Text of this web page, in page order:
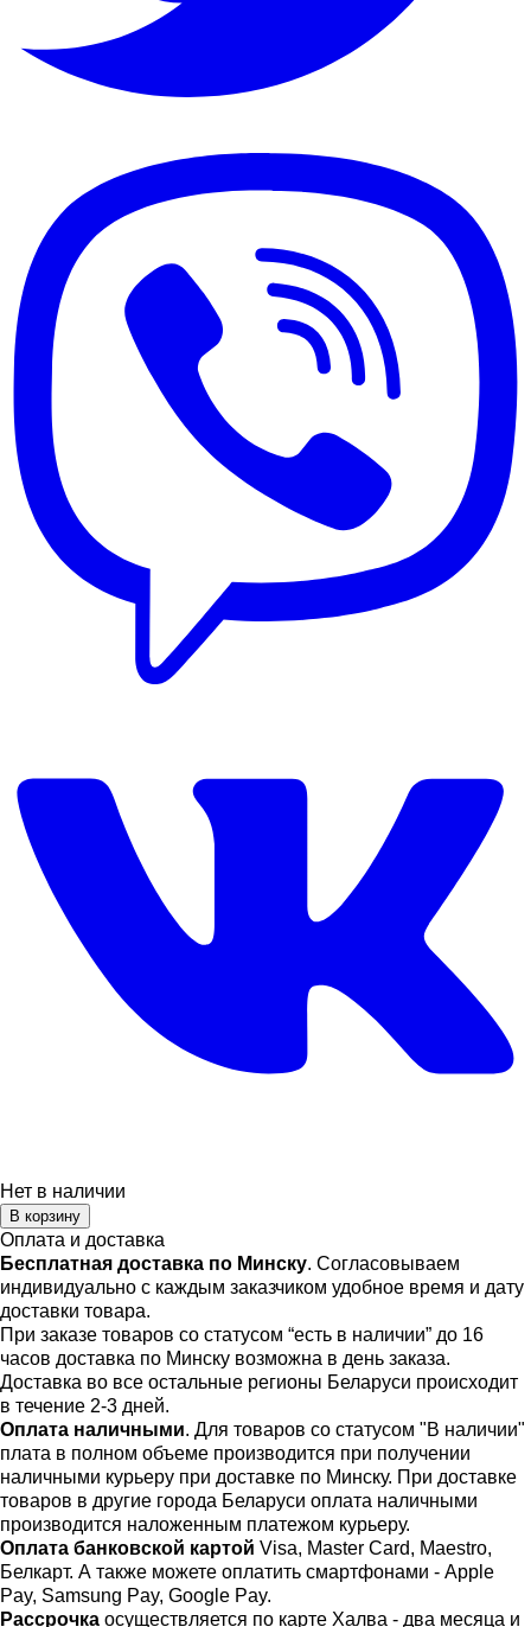
Нет в наличии
В корзину
Оплата и доставка
Бесплатная доставка по Минску. Согласовываем
индивидуально с каждым заказчиком удобное время и дату
доставки товара.
При заказе товаров со статусом “есть в наличии” до 16
часов доставка по Минску возможна в день заказа.
Доставка во все остальные регионы Беларуси происходит
в течение 2-3 дней.
Оплата наличными. Для товаров со статусом "В наличии"
плата в полном объеме производится при получении
наличными курьеру при доставке по Минску. При доставке
товаров в другие города Беларуси оплата наличными
производится наложенным платежом курьеру.
Оплата банковской картой Visa, Master Card, Maestro,
Белкарт. А также можете оплатить смартфонами - Apple
Pay, Samsung Pay, Google Pay.
Рассрочка осуществляется по карте Халва - два месяца и